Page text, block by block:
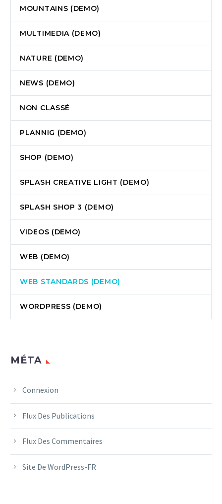
MOUNTAINS (DEMO)
MULTIMEDIA (DEMO)
NATURE (DEMO)
NEWS (DEMO)
NON CLASSÉ
PLANNIG (DEMO)
SHOP (DEMO)
SPLASH CREATIVE LIGHT (DEMO)
SPLASH SHOP 3 (DEMO)
VIDEOS (DEMO)
WEB (DEMO)
WEB STANDARDS (DEMO)
WORDPRESS (DEMO)
MÉTA
Connexion
Flux Des Publications
Flux Des Commentaires
Site De WordPress-FR